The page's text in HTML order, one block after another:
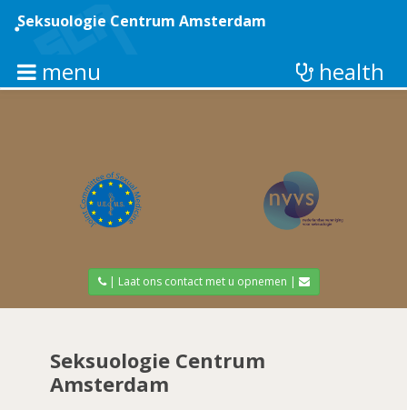
naar
gaan
Seksuologie Centrum Amsterdam
menu health
| Laat ons contact met u opnemen |
Seksuologie Centrum
Amsterdam